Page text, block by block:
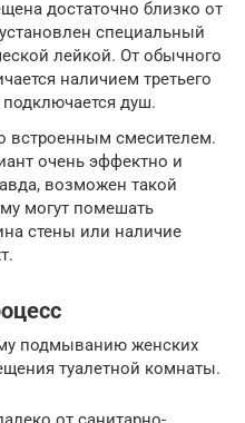
достаточно близко от
специальный
лейкой. От обычного
наличием третьего
душ.
встроенным смесителем.
очень эффектно и
возможен такой
могут помешать
стены или наличие
подмыванию женских
туалетной комнаты.